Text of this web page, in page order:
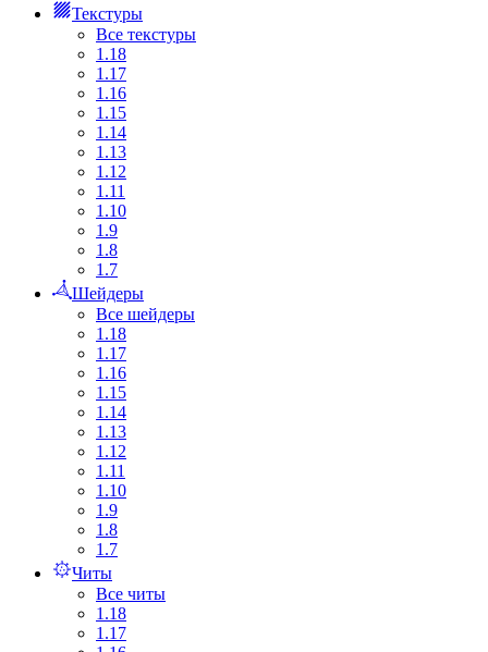
Текстуры
Все текстуры
1.18
1.17
1.16
1.15
1.14
1.13
1.12
1.11
1.10
1.9
1.8
1.7
Шейдеры
Все шейдеры
1.18
1.17
1.16
1.15
1.14
1.13
1.12
1.11
1.10
1.9
1.8
1.7
Читы
Все читы
1.18
1.17